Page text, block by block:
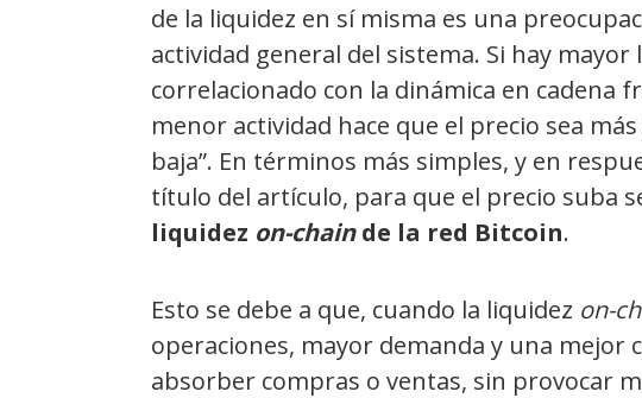
de la liquidez en sí misma es una
actividad general del sistema. Si hay
correlacionado con la dinámica en cadena
menor actividad hace que el precio sea
baja”. En términos más simples, y en
título del artículo, para que el precio suba
liquidez on-chainde la red Bitcoin.
Esto se debe a que, cuando la liquidez on-
operaciones, mayor demanda y una mejor
absorber compras o ventas, sin provocar